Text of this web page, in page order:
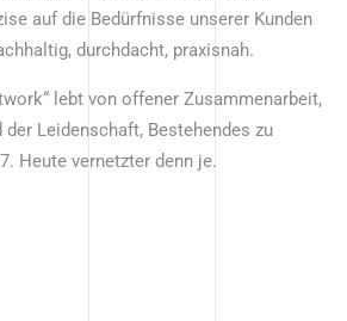
auf die Bedürfnisse unserer Kunden
durchdacht, praxisnah.
lebt von offener Zusammenarbeit,
Leidenschaft, Bestehendes zu
Heute vernetzter denn je.